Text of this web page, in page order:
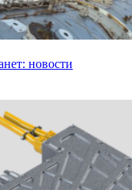
новости